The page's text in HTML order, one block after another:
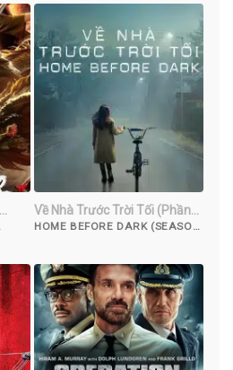
Về Nhà Trước Trời Tối (Phần
1)
HOME BEFORE DARK (SEASON